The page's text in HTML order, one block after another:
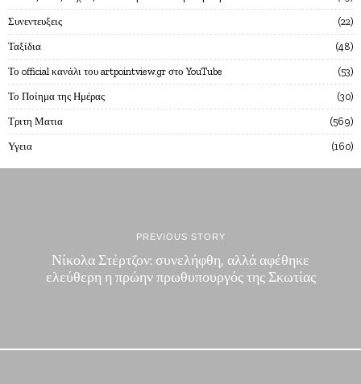
Συνεντευξεις 22
Ταξίδια 48
Το official κανάλι του artpointview.gr στο YouTube 53
Το Ποίημα της Ημέρας 30
Τριτη Ματια 569
Υγεια 160
PREVIOUS STORY
Νίκολα Στέρτζον: συνελήφθη, αλλά αφέθηκε
ελεύθερη η πρώην πρωθυπουργός της Σκωτίας